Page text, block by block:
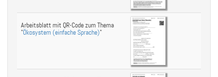
Arbeitsblatt mit QR-Code zum Thema
"Ökosystem (einfache Sprache)"